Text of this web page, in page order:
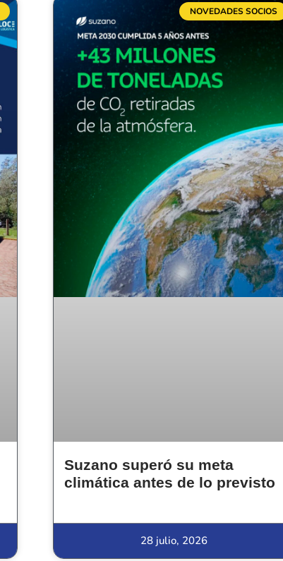
NOVEDADES SOCIOS
Suzano superó su meta
climática antes de lo previsto
28 julio, 2026